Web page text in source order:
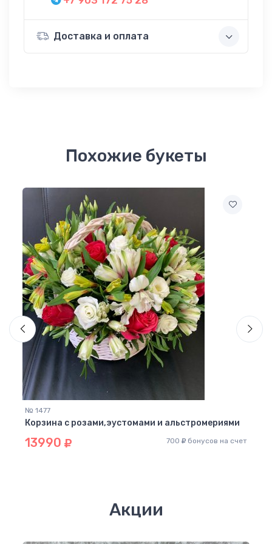
Доставка и оплата
Похожие букеты
№ 1477
Корзина с розами,эустомами и альстромериями
13990 700 бонусов на счет
Акции